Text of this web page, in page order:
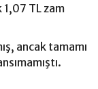
TL zam
ancak tamamı